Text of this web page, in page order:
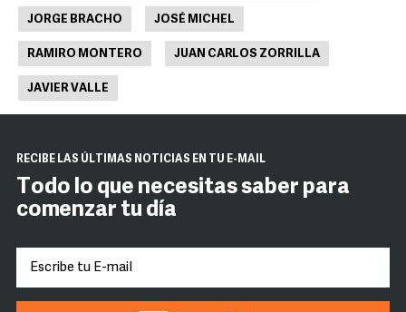
JORGE BRACHO JOSÉ MICHEL
RAMIRO MONTERO JUAN CARLOS ZORRILLA
JAVIER VALLE
RECIBE LAS ÚLTIMAS NOTICIAS EN TU E-MAIL
Todo lo que necesitas saber para
comenzar tu día